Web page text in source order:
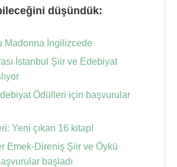
düşündük:
Madonna İngilizcede
İstanbul Şiir ve Edebiyat
Ödülleri için başvurular
Yeni çıkan 16 kitap!
Emek-Direniş Şiir ve Öykü
başladı